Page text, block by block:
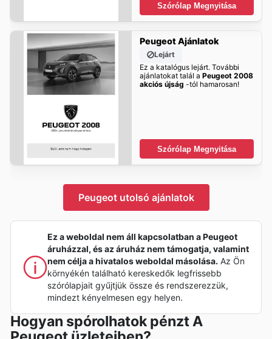
Szórólap Megnyitása
Peugeot Ajánlatok
Lejárt
Ez a katalógus lejárt. További
ajánlatokat talál a Peugeot 2008
akciós újság -tól hamarosan!
Szórólap Megnyitása
Peugeot utolsó ajánlatok
Ez a weboldal nem áll kapcsolatban a Peugeot
áruházzal, és az áruház nem támogatja, valamint
nem célja a hivatalos weboldal másolása. Az Ön
környékén található kereskedők legfrissebb
szórólapjait gyűjtjük össze és rendszerezzük,
mindezt kényelmesen egy helyen.
Hogyan spórolhatok pénzt A